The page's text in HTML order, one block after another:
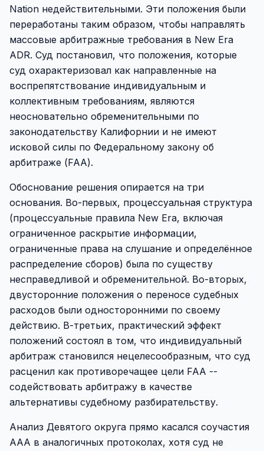
Nation недействительными. Эти положения были
переработаны таким образом, чтобы направлять
массовые арбитражные требования в New Era
ADR. Суд постановил, что положения, которые
суд охарактеризовал как направленные на
воспрепятствование индивидуальным и
коллективным требованиям, являются
неосновательно обременительными по
законодательству Калифорнии и не имеют
исковой силы по Федеральному закону об
арбитраже (FAA).
Обоснование решения опирается на три
основания. Во-первых, процессуальная структура
(процессуальные правила New Era, включая
ограниченное раскрытие информации,
ограниченные права на слушание и определённое
распределение сборов) была по существу
несправедливой и обременительной. Во-вторых,
двусторонние положения о переносе судебных
расходов были односторонними по своему
действию. В-третьих, практический эффект
положений состоял в том, что индивидуальный
арбитраж становился нецелесообразным, что суд
расценил как противоречащее цели FAA --
содействовать арбитражу в качестве
альтернативы судебному разбирательству.
Анализ Девятого округа прямо касался соучастия
AAA в аналогичных протоколах, хотя суд не